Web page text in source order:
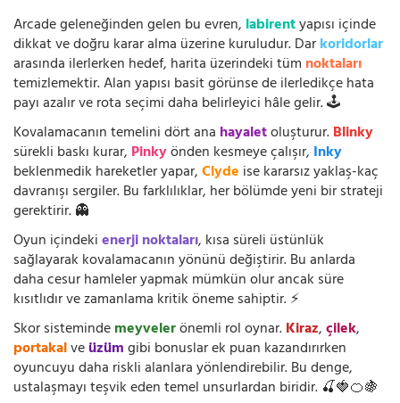
Arcade geleneğinden gelen bu evren, labirentyapısı içinde
dikkat ve doğru karar alma üzerine kuruludur. Darkoridorlar
arasında ilerlerken hedef, harita üzerindeki tüm noktaları
temizlemektir. Alan yapısı basit görünse de ilerledikçe hata
payı azalır ve rota seçimi daha belirleyici hâle gelir. 🕹️
Kovalamacanın temelini dört ana hayaletoluşturur.Blinky
sürekli baskı kurar, Pinkyönden kesmeye çalışır, Inky
beklenmedik hareketler yapar,Clyde ise kararsız yaklaş-kaç
davranışı sergiler. Bu farklılıklar, her bölümde yeni bir strateji
gerektirir. 👻
Oyun içindekienerji noktaları, kısa süreli üstünlük
sağlayarak kovalamacanın yönünü değiştirir. Bu anlarda
daha cesur hamleler yapmak mümkün olur ancak süre
kısıtlıdır ve zamanlama kritik öneme sahiptir. ⚡
Skor sistemindemeyvelerönemli rol oynar.Kiraz,çilek,
portakalveüzümgibi bonuslar ek puan kazandırırken
oyuncuyu daha riskli alanlara yönlendirebilir. Bu denge,
ustalaşmayı teşvik eden temel unsurlardan biridir. 🍒🍓🍊🍇